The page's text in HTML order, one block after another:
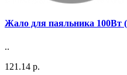
Жало для паяльника 100Вт
..
121.14 р.